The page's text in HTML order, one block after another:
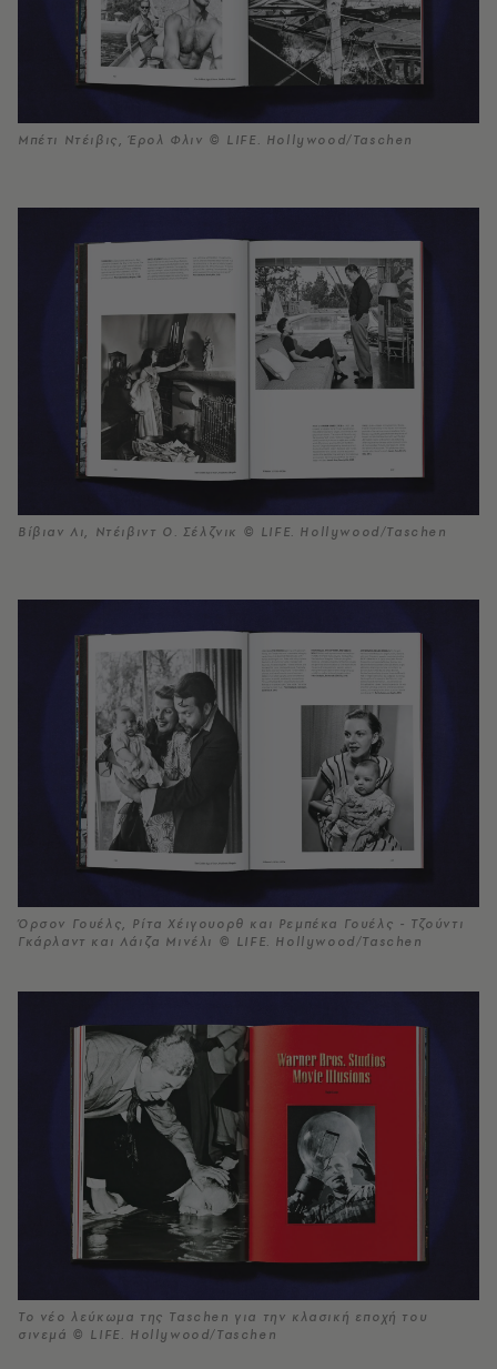
Μπέτι Ντέιβις, Έρολ Φλιν © LIFE. Hollywood/Taschen
Βίβιαν Λι, Ντέιβιντ Ο. Σέλζνικ © LIFE. Hollywood/Taschen
Όρσον Γουέλς, Ρίτα Χέιγουορθ και Ρεμπέκα Γουέλς - Τζούντι
Γκάρλαντ και Λάιζα Μινέλι © LIFE. Hollywood/Taschen
Το νέο λεύκωμα της Taschen για την κλασική εποχή του
σινεμά © LIFE. Hollywood/Taschen